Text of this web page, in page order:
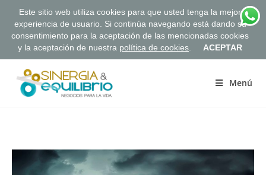
contenido
Menú
Este sitio web utiliza cookies para que usted tenga la mejor
experiencia de usuario. Si continúa navegando está dando su
consentimiento para la aceptación de las mencionadas cookies
y la aceptación de nuestra política de cookies ACEPTAR